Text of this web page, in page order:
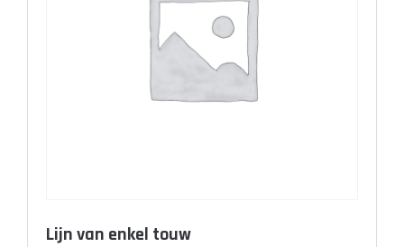
Lijn van enkel touw